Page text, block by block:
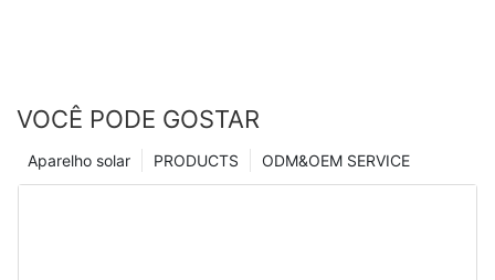
VOCÊ PODE GOSTAR
ODM&OEM SERVICE
PRODUCTS
Aparelho solar